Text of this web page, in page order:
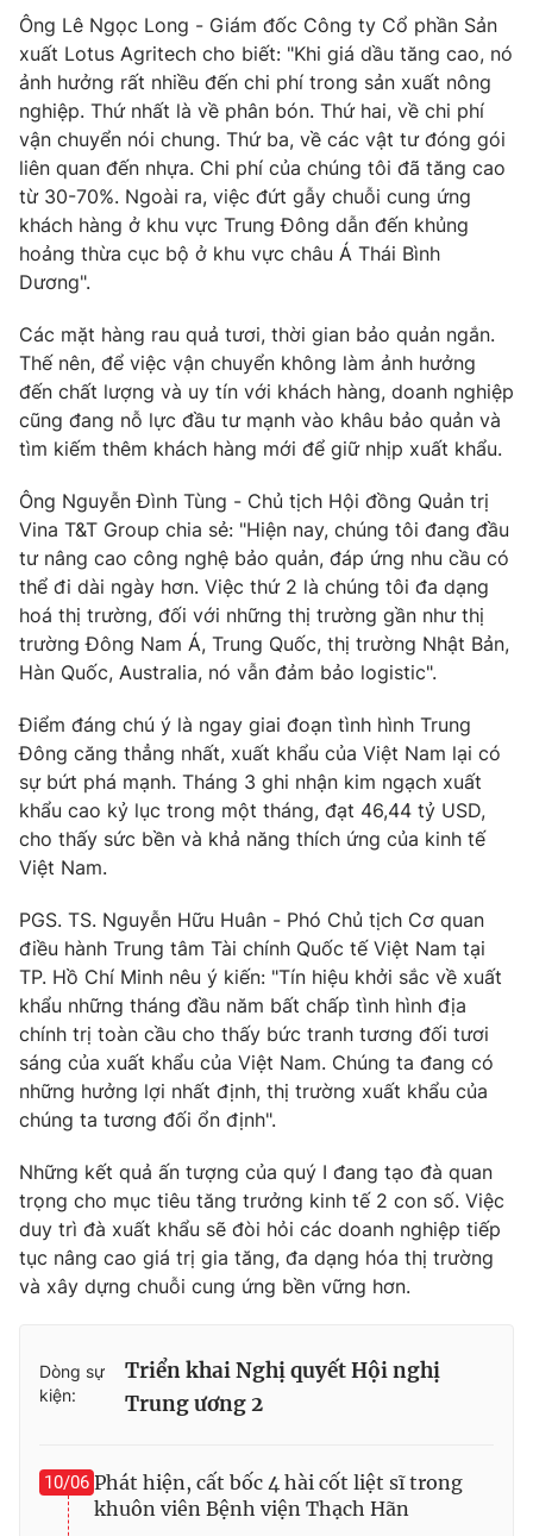
Video Shorts video
VTV Money VTV Thể thao
VTV Sức khoẻ Bất động sản
Thị trường 24h Tấm lòng Việt
VTV4 Vươn mình bằng AI
VTV9 VTV8
Liên hệ tòa soạn English
THỜI BÁO VTV
Cơ quan chủ quản:Đài Truyền hình Việt Nam
Cơ quan báo chí:
Thời báo VTV
Giấy phép hoạt động báo in và báo điện tử số 483/GP-BTTTT
cấp ngày 29/12/2023
Phó Tổng Biên tập: Nguyễn Thị Mỹ Hạnh, Phạm Quốc Thắng,
Nguyễn Trọng Ninh
Tổng đài VTV:024.38 355 931 - 024.38 355 932
Ðiện thoại Thời báo VTV:024.66 897 897
Email:
toasoan@vtv.vn
Liên hệ quảng cáo:
024-7300.7108
® Cấm sao chép dưới mọi hình thức nếu không có sự chấp
thông tin từ website này.
Ông Lê Ngọc Long - Giám đốc Công ty Cổ phần Sản
xuất Lotus Agritech cho biết: "Khi giá dầu tăng cao, nó
ảnh hưởng rất nhiều đến chi phí trong sản xuất nông
nghiệp. Thứ nhất là về phân bón. Thứ hai, về chi phí
vận chuyển nói chung. Thứ ba, về các vật tư đóng gói
liên quan đến nhựa. Chi phí của chúng tôi đã tăng cao
từ 30-70%. Ngoài ra, việc đứt gẫy chuỗi cung ứng
khách hàng ở khu vực Trung Đông dẫn đến khủng
hoảng thừa cục bộ ở khu vực châu Á Thái Bình
Dương".
Các mặt hàng rau quả tươi, thời gian bảo quản ngắn.
Thế nên, để việc vận chuyển không làm ảnh hưởng
đến chất lượng và uy tín với khách hàng, doanh nghiệp
cũng đang nỗ lực đầu tư mạnh vào khâu bảo quản và
tìm kiếm thêm khách hàng mới để giữ nhịp xuất khẩu.
Ông Nguyễn Đình Tùng - Chủ tịch Hội đồng Quản trị
Vina T&T Group chia sẻ: "Hiện nay, chúng tôi đang đầu
tư nâng cao công nghệ bảo quản, đáp ứng nhu cầu có
thể đi dài ngày hơn. Việc thứ 2 là chúng tôi đa dạng
hoá thị trường, đối với những thị trường gần như thị
trường Đông Nam Á, Trung Quốc, thị trường Nhật Bản,
Hàn Quốc, Australia, nó vẫn đảm bảo logistic".
Điểm đáng chú ý là ngay giai đoạn tình hình Trung
Đông căng thẳng nhất, xuất khẩu của Việt Nam lại có
sự bứt phá mạnh. Tháng 3 ghi nhận kim ngạch xuất
khẩu cao kỷ lục trong một tháng, đạt 46,44 tỷ USD,
cho thấy sức bền và khả năng thích ứng của kinh tế
Việt Nam.
PGS. TS. Nguyễn Hữu Huân - Phó Chủ tịch Cơ quan
điều hành Trung tâm Tài chính Quốc tế Việt Nam tại
TP. Hồ Chí Minh nêu ý kiến: "Tín hiệu khởi sắc về xuất
khẩu những tháng đầu năm bất chấp tình hình địa
chính trị toàn cầu cho thấy bức tranh tương đối tươi
sáng của xuất khẩu của Việt Nam. Chúng ta đang có
những hưởng lợi nhất định, thị trường xuất khẩu của
chúng ta tương đối ổn định".
Những kết quả ấn tượng của quý I đang tạo đà quan
trọng cho mục tiêu tăng trưởng kinh tế 2 con số. Việc
duy trì đà xuất khẩu sẽ đòi hỏi các doanh nghiệp tiếp
tục nâng cao giá trị gia tăng, đa dạng hóa thị trường
và xây dựng chuỗi cung ứng bền vững hơn.
Dòng sự
kiện:
Triển khai Nghị quyết Hội nghị
Trung ương 2
10/06 Phát hiện, cất bốc 4 hài cốt liệt sĩ trong
khuôn viên Bệnh viện Thạch Hãn